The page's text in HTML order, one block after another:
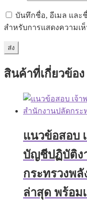
บันทึกชื่อ, อีเมล และ
สำหรับการแสดงความเ
สินค้าที่เกี่ยวข้อง
แนวข้อสอบ
บัญชีปฏิบัติง
กระทรวงพลั
ล่าสุด พร้อม